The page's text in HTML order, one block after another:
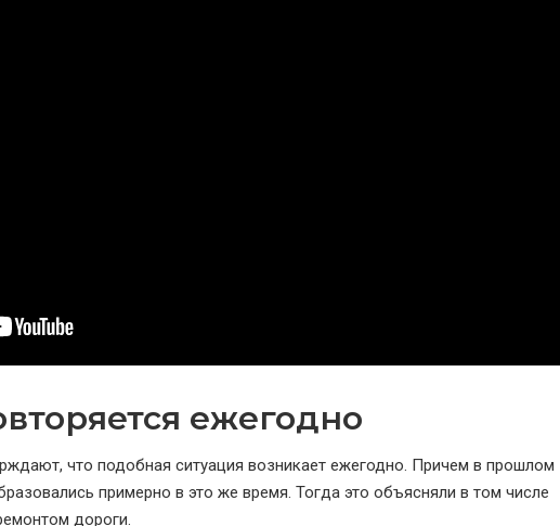
ежегодно
что подобная ситуация возникает ежегодно. Причем в прошлом
примерно в это же время. Тогда это объясняли в том числе
дороги.